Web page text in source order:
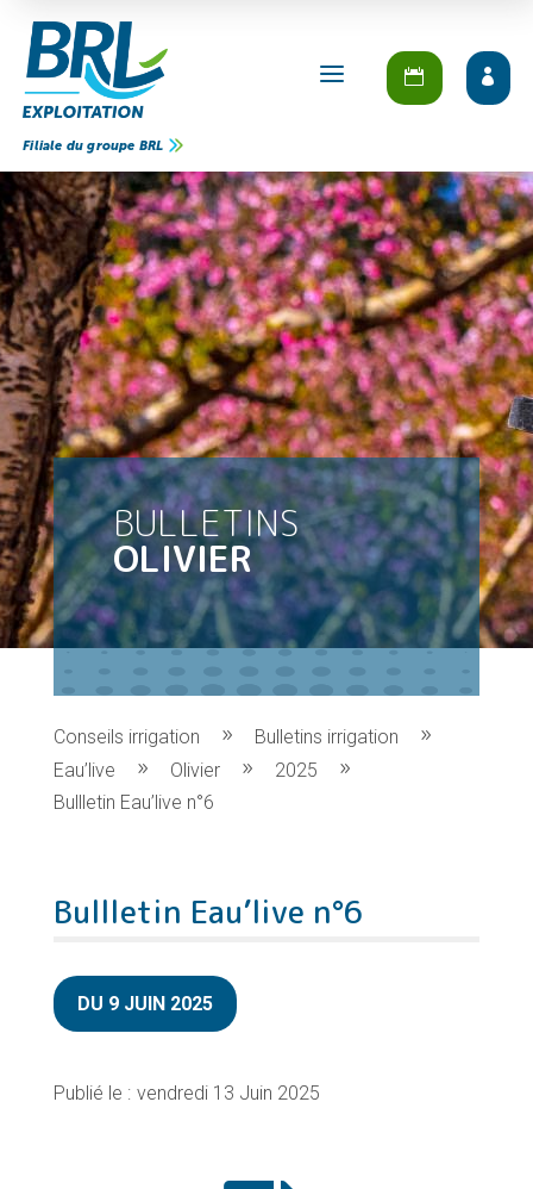
a
Filiale du groupe BRL
BULLETINS
OLIVIER
Conseils irrigation
Bulletins irrigation
Eau’live
Olivier
2025
Bullletin Eau’live n°6
Bullletin Eau’live n°6
DU 9 JUIN 2025
vendredi 13 Juin 2025